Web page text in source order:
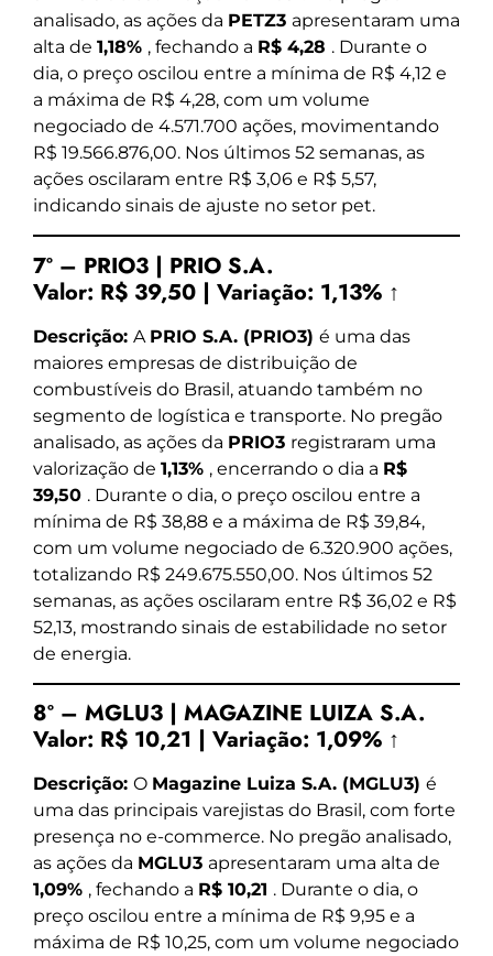
analisado, as ações da PETZ3 apresentaram uma
alta de 1,18% , fechando a R$ 4,28 . Durante o
dia, o preço oscilou entre a mínima de R$ 4,12 e
a máxima de R$ 4,28, com um volume
negociado de 4.571.700 ações, movimentando
R$ 19.566.876,00. Nos últimos 52 semanas, as
ações oscilaram entre R$ 3,06 e R$ 5,57,
indicando sinais de ajuste no setor pet.
7º – PRIO3 | PRIO S.A.
Valor: R$ 39,50 | Variação: 1,13% ↑
Descrição: A PRIO S.A. (PRIO3) é uma das
maiores empresas de distribuição de
combustíveis do Brasil, atuando também no
segmento de logística e transporte. No pregão
analisado, as ações da PRIO3 registraram uma
valorização de 1,13% , encerrando o dia a R$
39,50 . Durante o dia, o preço oscilou entre a
mínima de R$ 38,88 e a máxima de R$ 39,84,
com um volume negociado de 6.320.900 ações,
totalizando R$ 249.675.550,00. Nos últimos 52
semanas, as ações oscilaram entre R$ 36,02 e R$
52,13, mostrando sinais de estabilidade no setor
de energia.
8º – MGLU3 | MAGAZINE LUIZA S.A.
Valor: R$ 10,21 | Variação: 1,09% ↑
Descrição: O Magazine Luiza S.A. (MGLU3) é
uma das principais varejistas do Brasil, com forte
presença no e-commerce. No pregão analisado,
as ações da MGLU3 apresentaram uma alta de
1,09% , fechando a R$ 10,21 . Durante o dia, o
preço oscilou entre a mínima de R$ 9,95 e a
máxima de R$ 10,25, com um volume negociado